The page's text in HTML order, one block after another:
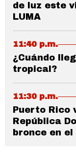
de luz este
LUMA
11:40 p.m.
¿Cuándo
tropical?
11:30 p.m.
Puerto Rico
República
bronce en